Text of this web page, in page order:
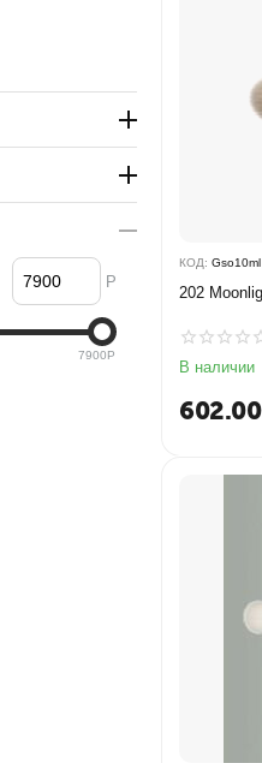
КОД: Gso10ml
202
В наличии
602.00
Р
7900Р